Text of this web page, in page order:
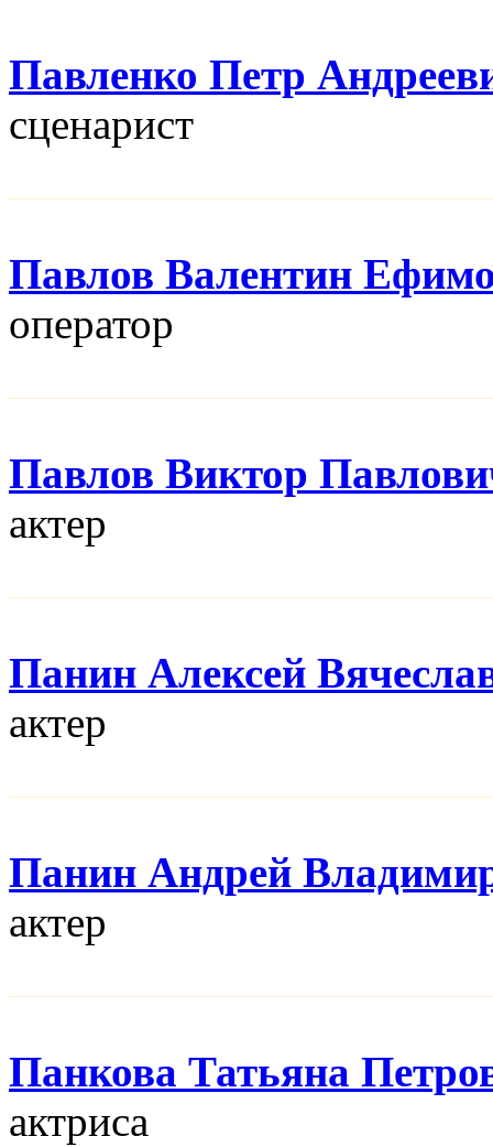
Павленко Петр
сценарист
Павлов Валентин
оператор
Павлов Виктор
актер
Панин Алексей
актер
Панин Андрей
актер
Панкова Татьяна
актриса